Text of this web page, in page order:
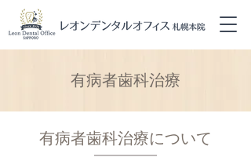
有病者歯科治療
有病者歯科治療について